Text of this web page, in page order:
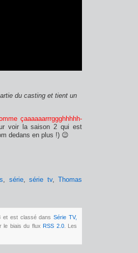
du casting et tient un
çaaaaaarrrggghhhhh-
voir la saison 2 qui est
dedans en plus !) 😉
, série,série tv,Thomas
et est classé dansSérie TV,
le biais du fluxRSS 2.0. Les